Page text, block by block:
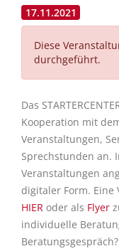
17.11.2021
Diese
durchgeführt.
Das
Kooperation mit
Veranstaltungen,
Sprechstunden an.
Veranstaltungen
digitaler Form.
HIER oder als Flyer
individuelle